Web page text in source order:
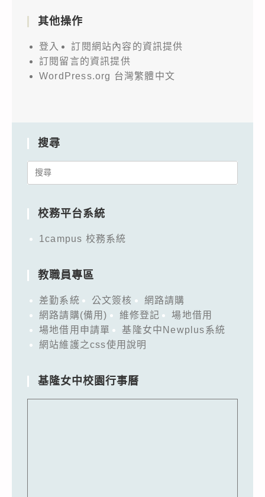
其他操作
登入
訂閱網站內容的資訊提供
訂閱留言的資訊提供
WordPress.org 台灣繁體中文
搜尋
Search
校務平台系統
1campus 校務系統
教職員專區
差勤系統 公文簽核
網路請購
網路請購(備用)
維修登記
場地借用
場地借用申請單
基隆女中Newplus系統
網站維護之css使用說明
基隆女中校園行事曆